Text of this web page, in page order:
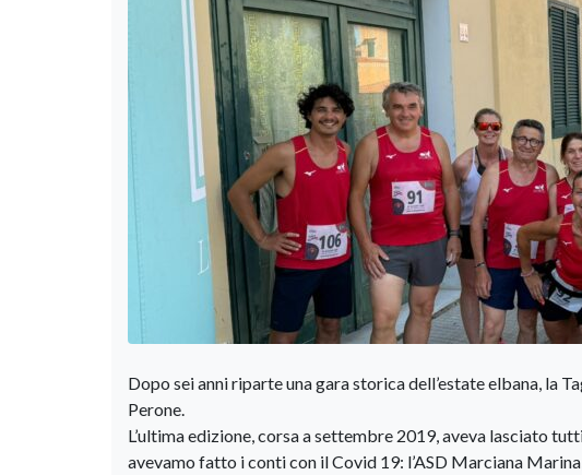
Dopo sei anni riparte una gara storica dell’estate elbana, la
Perone.
L’ultima edizione, corsa a settembre 2019, aveva lasciato
avevamo fatto i conti con il Covid 19: l’ASD Marciana